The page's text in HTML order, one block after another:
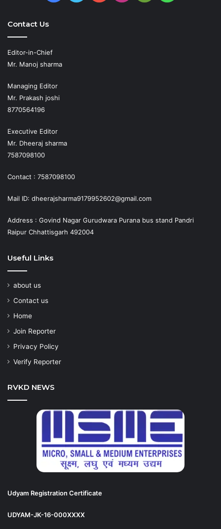
Contact Us
Editor-in-Chief
Mr. Manoj sharma
Managing Editor
Mr. Prakash joshi
8770564196
Executive Editor
Mr. Dheeraj sharma
7587098100
Contact : 7587098100
Mail ID: dheerajsharma9179952602@gmail.com
Address : Govind Nagar Gurudwara Purana bus stand Pandri
Raipur Chhattisgarh 492004
Useful Links
about us
Contact us
Home
Join Reporter
Privacy Policy
Verify Reporter
RVKD NEWS
Udyam Registration Certificate
UDYAM-JK-16-000XXXX